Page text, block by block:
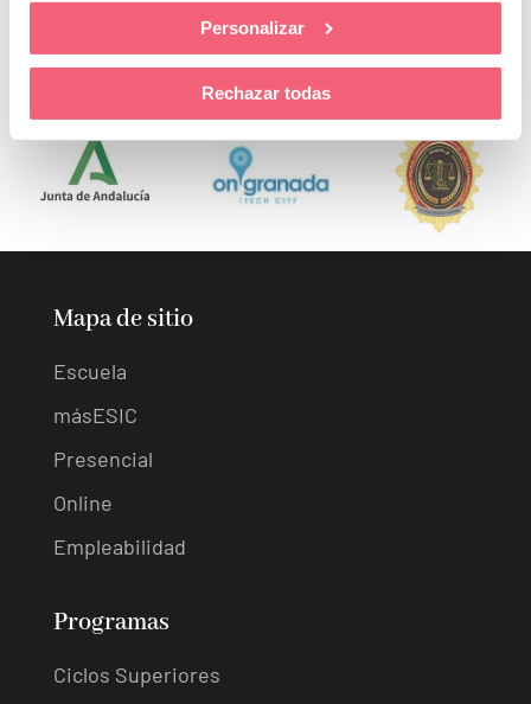
Personalizar
Rechazar todas
Mapa de sitio
Escuela
másESIC
Presencial
Online
Empleabilidad
Programas
Ciclos Superiores